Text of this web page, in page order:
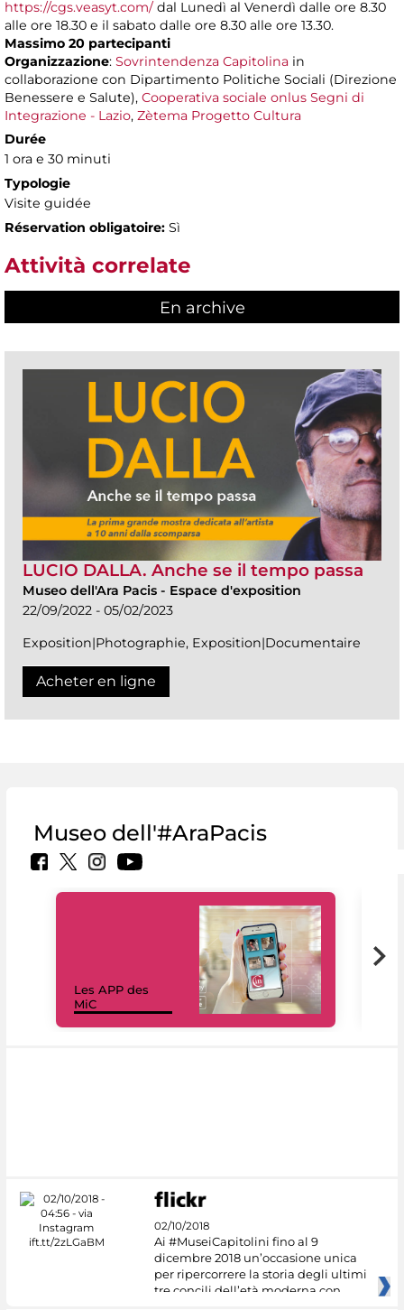
https://cgs.veasyt.com/dal Lunedì al Venerdì dalle ore 8.30
alle ore 18.30 e il sabato dalle ore 8.30 alle ore 13.30.
Massimo 20 partecipanti
Organizzazione: Sovrintendenza Capitolina in
collaborazione con Dipartimento Politiche Sociali (Direzione
Benessere e Salute), Cooperativa sociale onlus Segni di
Integrazione - Lazio, Zètema Progetto Cultura
Durée
1 ora e 30 minuti
Typologie
Visite guidée
Réservation obligatoire: Sì
Attività correlate
En archive
LUCIO DALLA. Anche se il tempo passa
Museo dell'Ara Pacis - Espace d'exposition
22/09/2022 - 05/02/2023
Exposition|Photographie, Exposition|Documentaire
Acheter en ligne
Museo dell'#AraPacis
Les APP des
MiC
02/10/2018
Ai #MuseiCapitolini fino al 9
dicembre 2018 un’occasione unica
per ripercorrere la storia degli ultimi
tre concili dell’età moderna con